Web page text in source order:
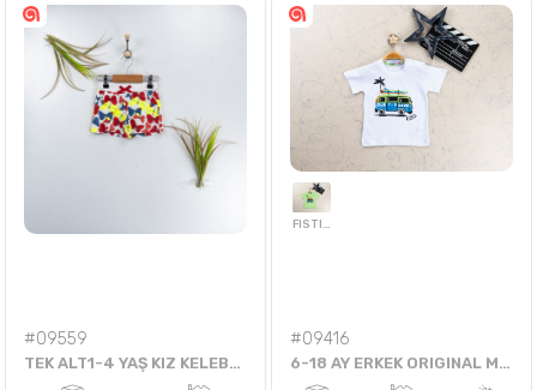
ADET 5-8 YAŞ 4ADET 1-2-3-4
#09559
TEK ALT1-4 YAŞ KIZ KELEBEKLİ ŞORT
#09416
6-18 AY ERKEK ORIGINAL MARINES OTOBUSLU TİŞÖRT